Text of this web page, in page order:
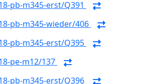
pb-m345-erst/Q391
pb-m345-wieder/406
pb-m345-erst/Q395
pe-m12/137
pb-m345-erst/Q396